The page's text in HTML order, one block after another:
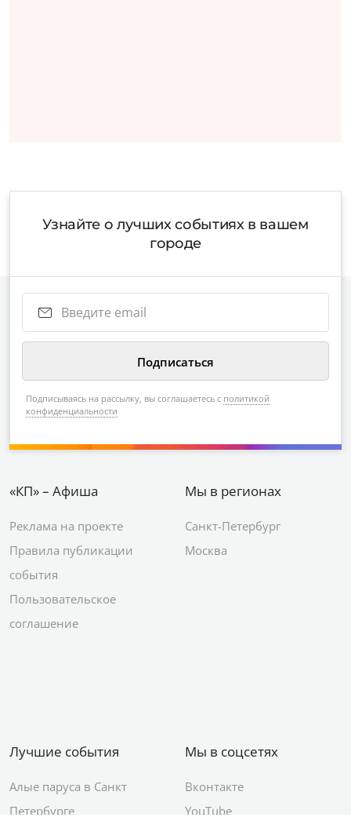
Узнайте о лучших событиях в вашем
городе
Подписываясь на рассылку, вы соглашаетесь с политикой
конфиденциальности
«КП» – Афиша
Реклама на проекте
Правила публикации
события
Пользовательское
соглашение
Мы в регионах
Санкт-Петербург
Москва
Лучшие события
Алые паруса в Санкт
Петербурге
Мы в соцсетях
Вконтакте
YouTube